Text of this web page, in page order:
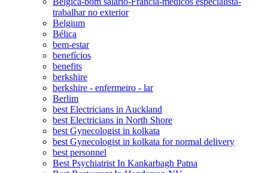
trabalhar no exterior
Belgium
Bélica
bem-estar
benefícios
benefits
berkshire
berkshire - enfermeiro - lar
Berlim
best Electricians in Auckland
best Electricians in North Shore
best Gynecologist in kolkata
best Gynecologist in kolkata for normal delivery
best personnel
Best Psychiatrist In Kankarbagh Patna